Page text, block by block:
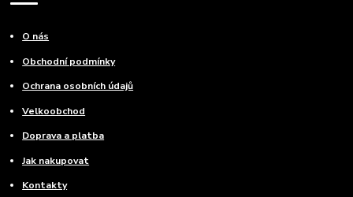
O nás
Obchodní podmínky
Ochrana osobních údajů
Velkoobchod
Doprava a platba
Jak nakupovat
Kontakty